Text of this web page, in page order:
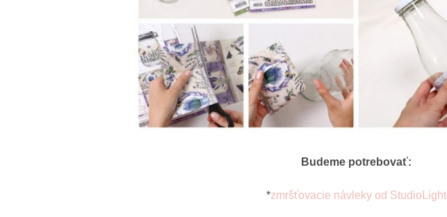
Budeme potrebovať:
*zmršťovacie návleky od StudioLight